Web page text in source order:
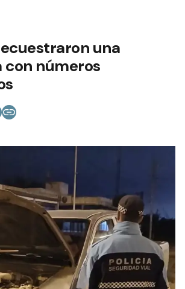
una
números